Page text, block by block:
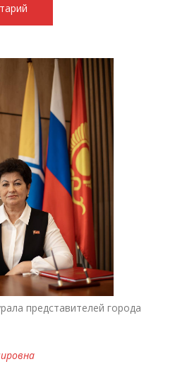
представителей города